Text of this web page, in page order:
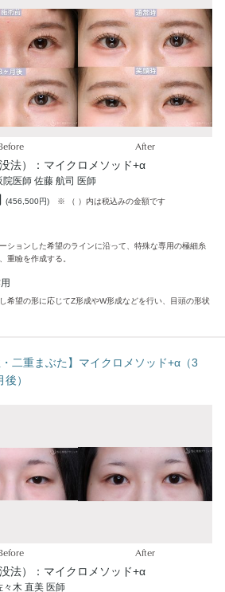
After
法）：マイクロメソッド+α
院医師 佐藤 航司 医師
(456,500円) ※ （ ）内は税込みの金額です
ションした希望のラインに沿って、特殊な専用の極細糸
重瞼を作成する。
希望の形に応じてZ形成やW形成などを行い、目頭の形状
・二重まぶた】マイクロメソッド+α（3
）
After
法）：マイクロメソッド+α
々木 直美 医師